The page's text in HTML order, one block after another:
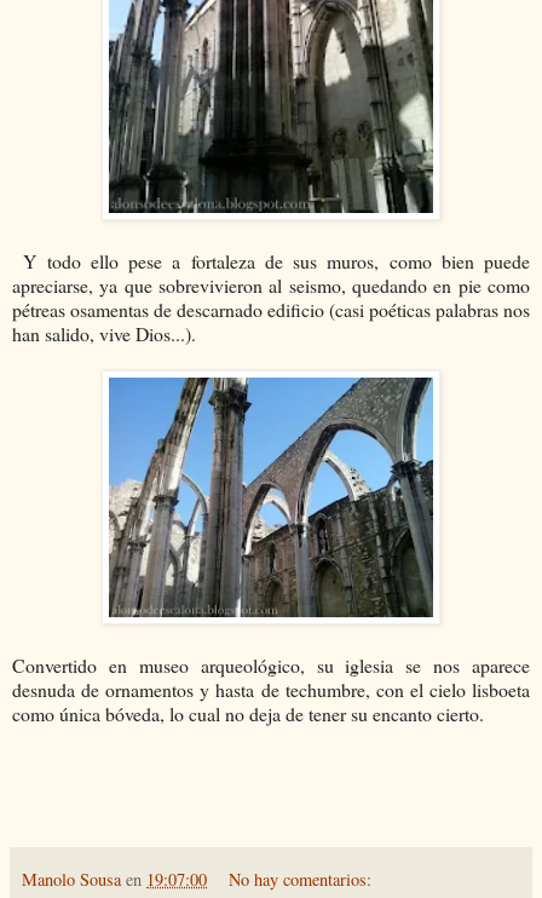
Y todo ello pese a fortaleza de sus muros, como bien puede
apreciarse, ya que sobrevivieron al seismo, quedando en pie como
pétreas osamentas de descarnado edificio (casi poéticas palabras nos
han salido, vive Dios...).
Convertido en museo arqueológico, su iglesia se nos aparece
desnuda de ornamentos y hasta de techumbre, con el cielo lisboeta
como única bóveda, lo cual no deja de tener su encanto cierto.
Manolo Sousa en 19:07:00 No hay comentarios: